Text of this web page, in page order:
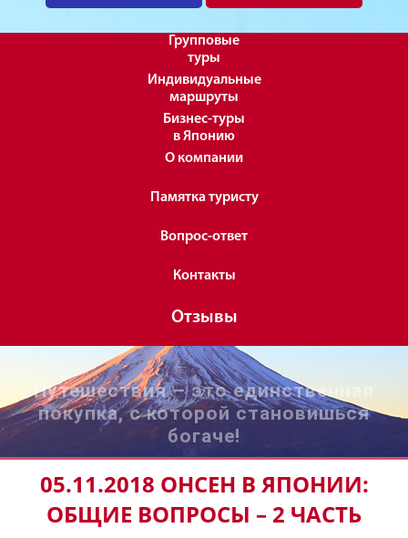
Групповые
туры
Индивидуальные
маршруты
Бизнес-туры
в Японию
О компании
Памятка туристу
Вопрос-ответ
Контакты
Отзывы
Путешествия – это единственная
покупка, с которой становишься
богаче!
05.11.2018 ОНСЕН В ЯПОНИИ:
ОБЩИЕ ВОПРОСЫ – 2 ЧАСТЬ